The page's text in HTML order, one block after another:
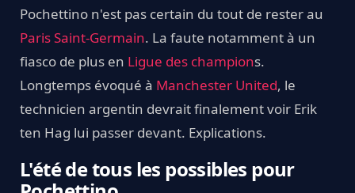
Pochettino n'est pas certain du tout de rester au
Paris Saint-Germain. La faute notamment à un
fiasco de plus en Ligue des champions.
Longtemps évoqué à Manchester United, le
technicien argentin devrait finalement voir Erik
ten Hag lui passer devant. Explications.
L'été de tous les possibles pour